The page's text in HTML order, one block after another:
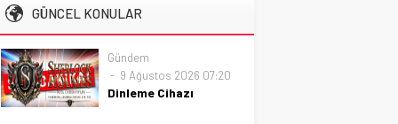
GÜNCEL KONULAR
Gündem
9 Ağustos 2026 07:20
Dinleme Cihazı